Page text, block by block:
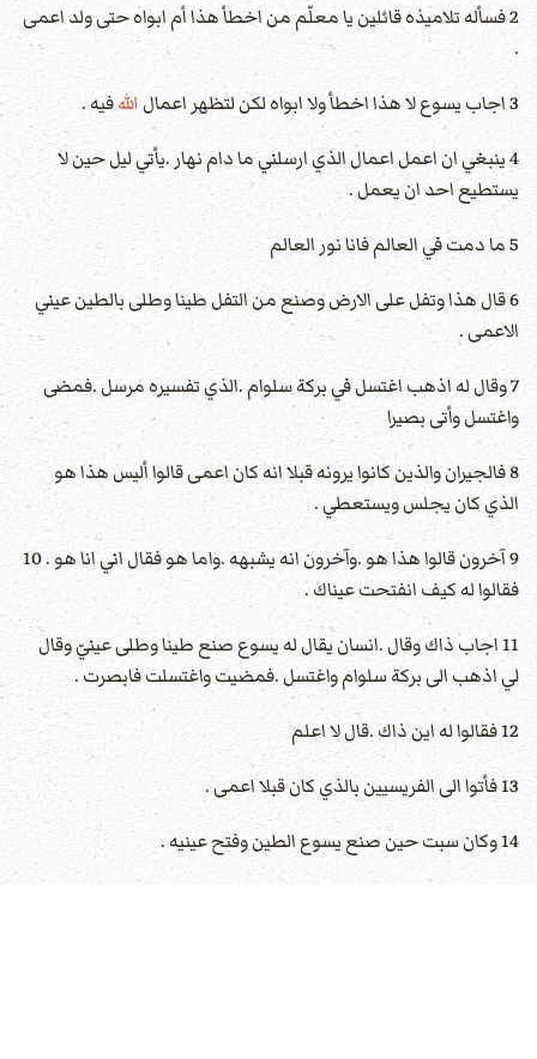
2 فسأله تلاميذه قائلين يا معلّم من اخطأ هذا أم ابواه حتى ولد اعمى
.
3 اجاب يسوع لا هذا اخطأ ولا ابواه لكن لتظهر اعمال
اللهفيه .
4 ينبغي ان اعمل اعمال الذي ارسلني ما دام نهار .يأتي ليل حين لا
يستطيع احد ان يعمل .
5 ما دمت في العالم فانا نور العالم
6 قال هذا وتفل على الارض وصنع من التفل طينا وطلى بالطين عيني
الاعمى .
7 وقال له اذهب اغتسل في بركة سلوام .الذي تفسيره مرسل .فمضى
واغتسل وأتى بصيرا
8 فالجيران والذين كانوا يرونه قبلا انه كان اعمى قالوا أليس هذا هو
الذي كان يجلس ويستعطي .
9 آخرون قالوا هذا هو .وآخرون انه يشبهه .واما هو فقال اني انا هو . 10
فقالوا له كيف انفتحت عيناك .
11 اجاب ذاك وقال .انسان يقال له يسوع صنع طينا وطلى عينيّ وقال
لي اذهب الى بركة سلوام واغتسل .فمضيت واغتسلت فابصرت .
12 فقالوا له اين ذاك .قال لا اعلم
13 فأتوا الى الفريسيين بالذي كان قبلا اعمى .
14 وكان سبت حين صنع يسوع الطين وفتح عينيه .